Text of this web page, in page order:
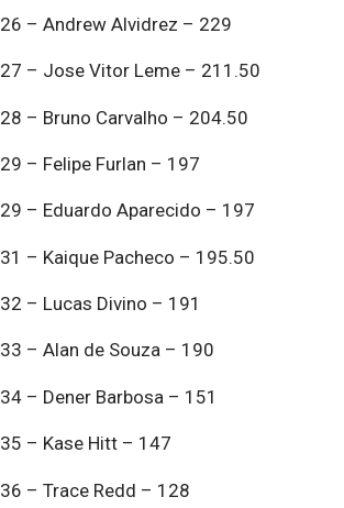
26 – Andrew Alvidrez – 229
27 – Jose Vitor Leme – 211.50
28 – Bruno Carvalho – 204.50
29 – Felipe Furlan – 197
29 – Eduardo Aparecido – 197
31 – Kaique Pacheco – 195.50
32 – Lucas Divino – 191
33 – Alan de Souza – 190
34 – Dener Barbosa – 151
35 – Kase Hitt – 147
36 – Trace Redd – 128